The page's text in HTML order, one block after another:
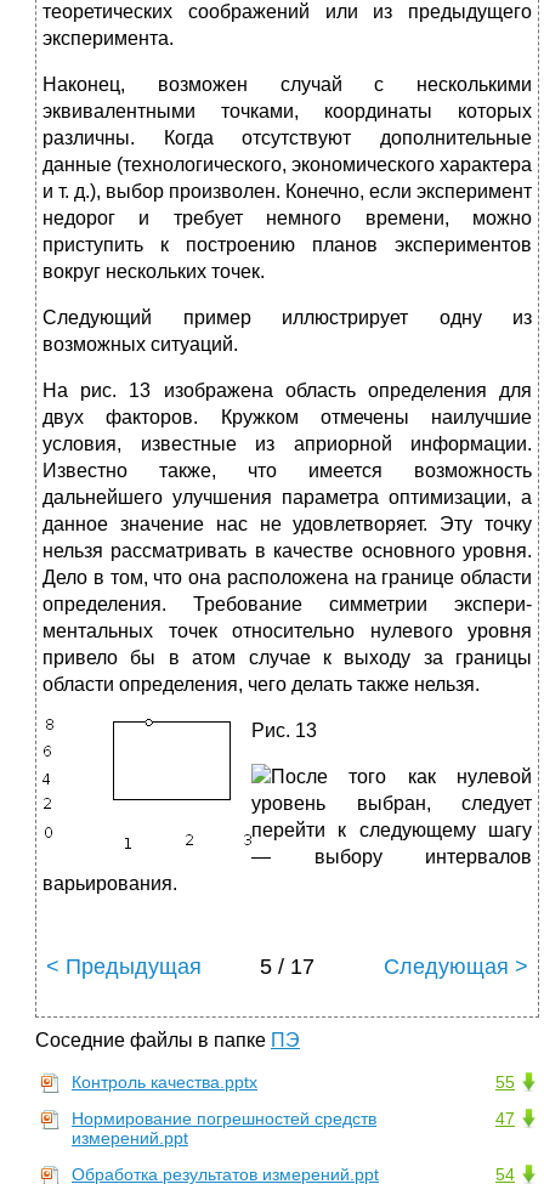
теоретических соображений или из предыдущего
эксперимента.
Наконец, возможен случай с несколькими
эквивалентными точками, координаты которых
различны. Когда отсутствуют дополнительные
данные (технологического, экономического ха­рактера
и т. д.), выбор произволен. Конечно, если эксперимент
недорог и
требует немного времени, можно
приступить к постро­ению планов экспериментов
вокруг нескольких точек.
Следующий пример иллюстрирует одну из
возможных си­туаций.
На рис. 13 изображена область определения для
двух факто­ров. Кружком отмечены наилучшие
условия, известные из
априорной ин­формации.
Известно
также, что имеется возможность
дальнейшего улучшения параметра оптимизации, а
данное значение нас не удовлетворяет. Эту точку
нельзя рассматривать в качестве основного уровня.
Дело в том, что она рас­положена на границе области
определения. Требование симметрии
экспери­
ментальных точек относительно нулевого уровня
привело бы в атом случае к выходу за границы
области определения, чего делать также нельзя.
Рис. 13
После того как нулевой
уровень выбран, следует
перейти к следую­щему шагу
— выбору интервалов
варьирования.
< Предыдущая 5 / 17 Следующая >
Соседние файлы в папке ПЭ
55
Контроль качества.pptx
47
Нормирование погрешностей средств
измерений.ppt
54
Обработка результатов измерений.ppt